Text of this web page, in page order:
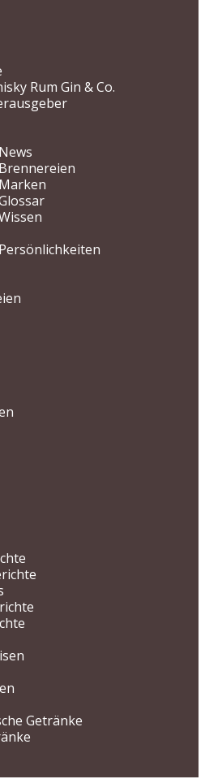
Rum Gin & Co.
Getränke